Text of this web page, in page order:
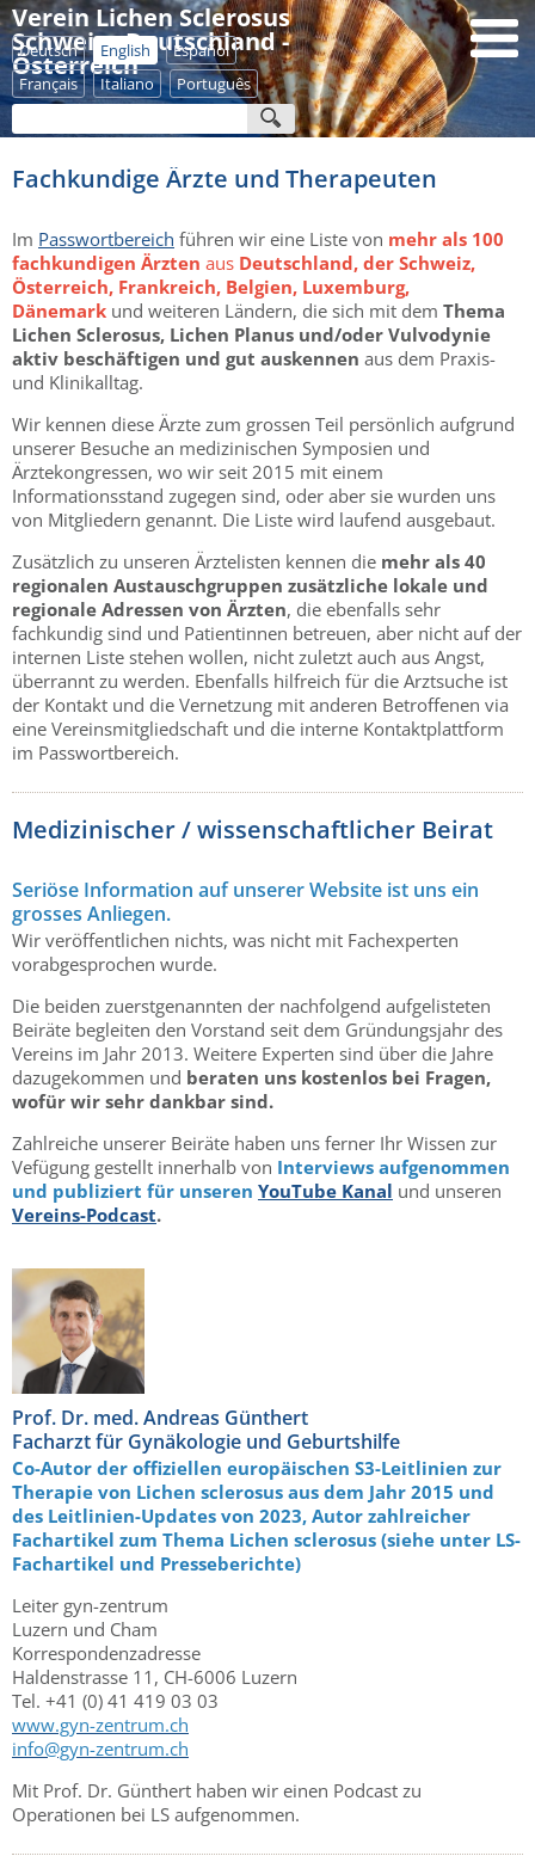
Verein Lichen Sclerosus
Schweiz - Deutschland -
Österreich
Deutsch English
Español
Français
Italiano Português
Fachkundige Ärzte und Therapeuten
Im Passwortbereich führen wir eine Liste von mehr als 100
fachkundigen Ärzten aus Deutschland, der Schweiz,
Österreich, Frankreich, Belgien, Luxemburg,
Dänemark und weiteren Ländern, die sich mit dem Thema
Lichen Sclerosus, Lichen Planus und/oder Vulvodynie
aktiv beschäftigen und gut auskennen aus dem Praxis-
und Klinikalltag.
Wir kennen diese Ärzte zum grossen Teil persönlich aufgrund
unserer Besuche an medizinischen Symposien und
Ärztekongressen, wo wir seit 2015 mit einem
Informationsstand zugegen sind, oder aber sie wurden uns
von Mitgliedern genannt. Die Liste wird laufend ausgebaut.
Zusätzlich zu unseren Ärztelisten kennen die mehr als 40
regionalen Austauschgruppen zusätzliche lokale und
regionale Adressen von Ärzten, die ebenfalls sehr
fachkundig sind und Patientinnen betreuen, aber nicht auf der
internen Liste stehen wollen, nicht zuletzt auch aus Angst,
überrannt zu werden. Ebenfalls hilfreich für die Arztsuche ist
der Kontakt und die Vernetzung mit anderen Betroffenen via
eine Vereinsmitgliedschaft und die interne Kontaktplattform
im Passwortbereich.
Medizinischer / wissenschaftlicher Beirat
Seriöse Information auf unserer Website ist uns ein
grosses Anliegen.
Wir veröffentlichen nichts, was nicht mit Fachexperten
vorabgesprochen wurde.
Die beiden zuerstgenannten der nachfolgend aufgelisteten
Beiräte begleiten den Vorstand seit dem Gründungsjahr des
Vereins im Jahr 2013. Weitere Experten sind über die Jahre
dazugekommen und beraten uns kostenlos bei Fragen,
wofür wir sehr dankbar sind.
Zahlreiche unserer Beiräte haben uns ferner Ihr Wissen zur
Vefügung gestellt innerhalb von Interviews aufgenommen
und publiziert für unseren YouTube Kanal und unseren
Vereins-Podcast.
Prof. Dr. med. Andreas Günthert
Facharzt für Gynäkologie und Geburtshilfe
Co-Autor der offiziellen europäischen S3-Leitlinien zur
Therapie von Lichen sclerosus aus dem Jahr 2015 und
des Leitlinien-Updates von 2023, Autor zahlreicher
Fachartikel zum Thema Lichen sclerosus (siehe unter LS-
Fachartikel und Presseberichte)
Leiter gyn-zentrum
Luzern und Cham
Korrespondenzadresse
Haldenstrasse 11, CH-6006 Luzern
Tel. +41 (0) 41 419 03 03
www.gyn-zentrum.ch
info@gyn-zentrum.ch
Mit Prof. Dr. Günthert haben wir einen Podcast zu
Operationen bei LS aufgenommen.